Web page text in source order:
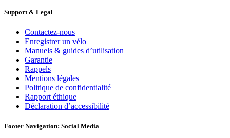
Support & Legal
Contactez-nous
Enregistrer un vélo
Manuels & guides d’utilisation
Garantie
Rappels
Mentions légales
Politique de confidentialité
Rapport éthique
Déclaration d’accessibilité
Footer Navigation: Social Media